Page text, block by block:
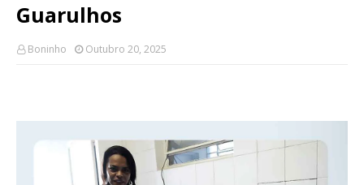
Guarulhos
Boninho Outubro 20, 2025